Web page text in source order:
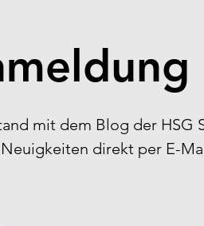
mit dem Blog der HSG
direkt per E-